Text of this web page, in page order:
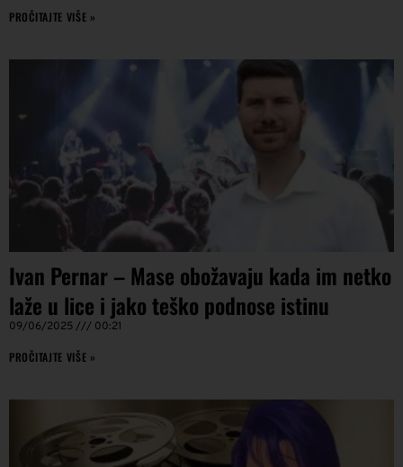
PROČITAJTE VIŠE »
Ivan Pernar – Mase obožavaju kada im netko
laže u lice i jako teško podnose istinu
09/06/2025 00:21
PROČITAJTE VIŠE »